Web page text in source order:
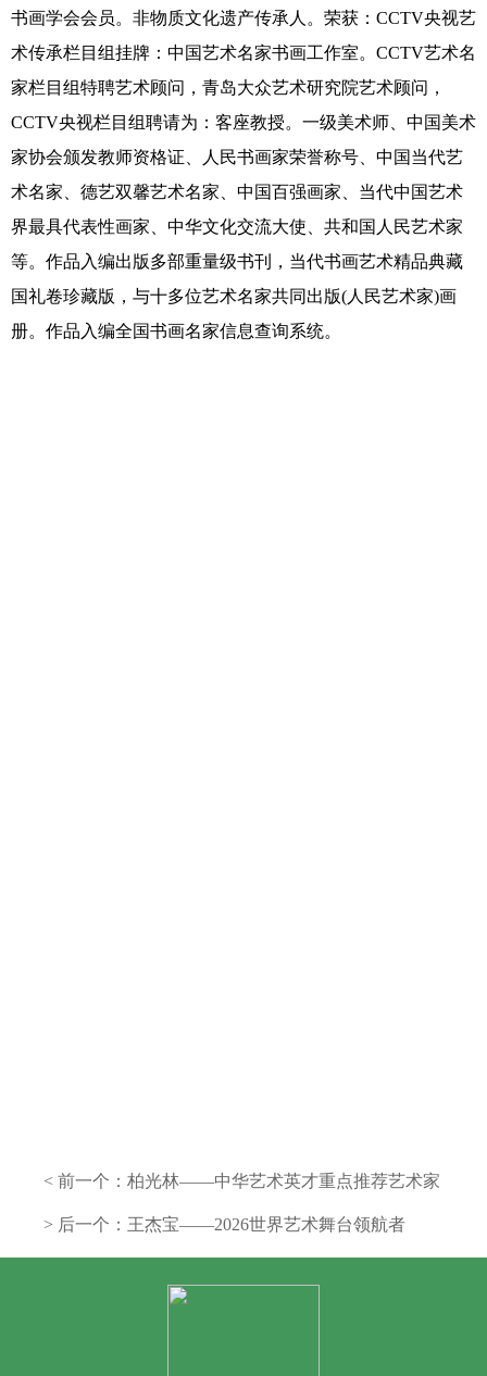
书画学会会员。非物质文化遗产传承人。荣获：CCTV央视艺
术传承栏目组挂牌：中国艺术名家书画工作室。CCTV艺术名
家栏目组特聘艺术顾问，青岛大众艺术研究院艺术顾问，
CCTV央视栏目组聘请为：客座教授。一级美术师、中国美术
家协会颁发教师资格证、人民书画家荣誉称号、中国当代艺
术名家、德艺双馨艺术名家、中国百强画家、当代中国艺术
界最具代表性画家、中华文化交流大使、共和国人民艺术家
等。作品入编出版多部重量级书刊，当代书画艺术精品典藏
国礼卷珍藏版，与十多位艺术名家共同出版(人民艺术家)画
册。作品入编全国书画名家信息查询系统。
< 前一个： 柏光林——中华艺术英才重点推荐艺术家
> 后一个： 王杰宝——2026世界艺术舞台领航者